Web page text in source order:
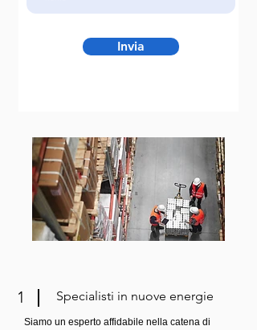
Invia
1 Specialisti in nuove energie
Siamo un esperto affidabile nella catena di